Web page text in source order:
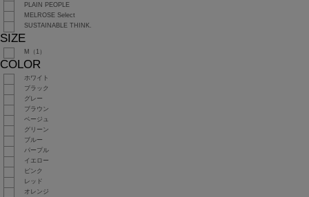
PLAIN PEOPLE
MELROSE Select
SUSTAINABLE THINK.
SIZE
M（1）
COLOR
ホワイト
ブラック
グレー
ブラウン
ベージュ
グリーン
ブルー
パープル
イエロー
ピンク
レッド
オレンジ